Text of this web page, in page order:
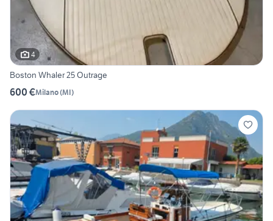
4
Boston Whaler 25 Outrage
600 €Milano(MI)